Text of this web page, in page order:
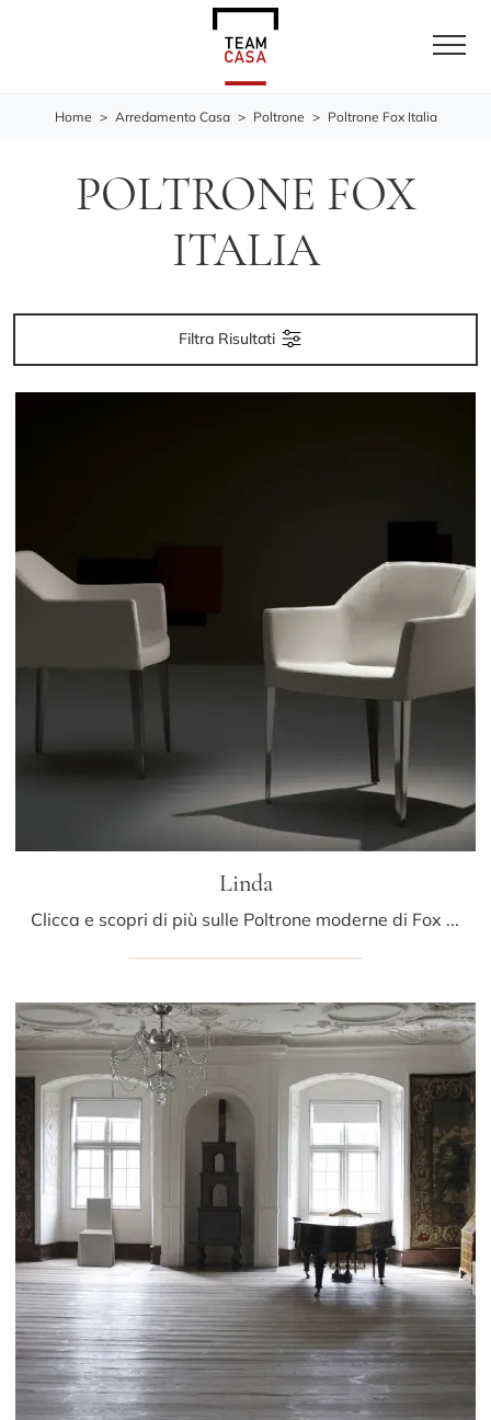
Home > Arredamento Casa > Poltrone > Poltrone Fox Italia
POLTRONE FOX
ITALIA
Filtra Risultati
Linda
Clicca e scopri di più sulle Poltrone moderne di Fox Italia! Diversi modelli in pelle, come Linda, ti attendono.